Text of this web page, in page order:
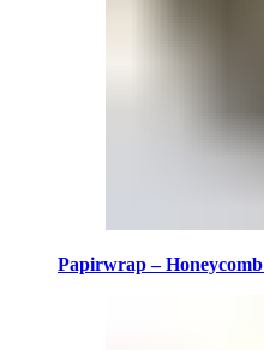
Papirwrap –